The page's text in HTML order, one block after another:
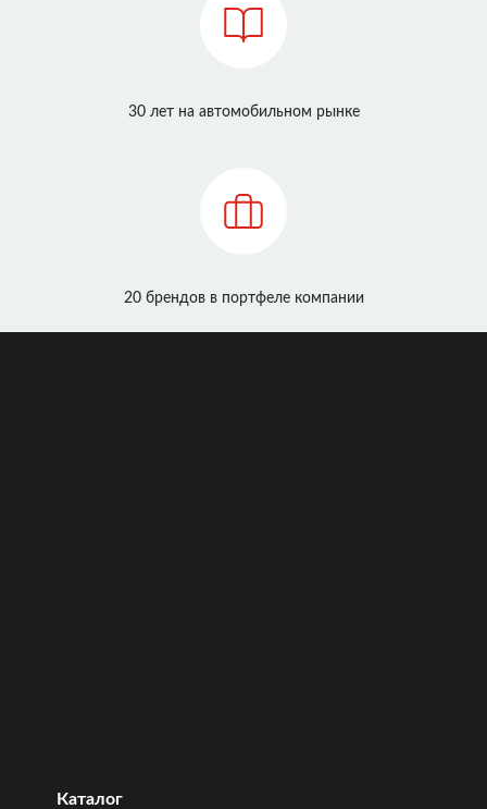
30 лет на автомобильном рынке
20 брендов в портфеле компании
Каталог